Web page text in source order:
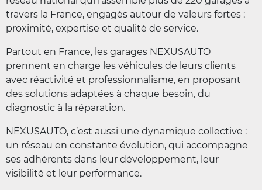
travers la France, engagés autour de valeurs fortes :
proximité, expertise et qualité de service.
Partout en France, les garages NEXUSAUTO
prennent en charge les véhicules de leurs clients
avec réactivité et professionnalisme, en proposant
des solutions adaptées à chaque besoin, du
diagnostic à la réparation.
NEXUSAUTO, c’est aussi une dynamique collective :
un réseau en constante évolution, qui accompagne
ses adhérents dans leur développement, leur
visibilité et leur performance.